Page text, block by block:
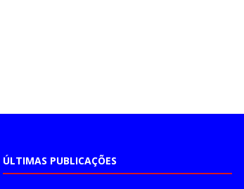
ÚLTIMAS PUBLICAÇÕES